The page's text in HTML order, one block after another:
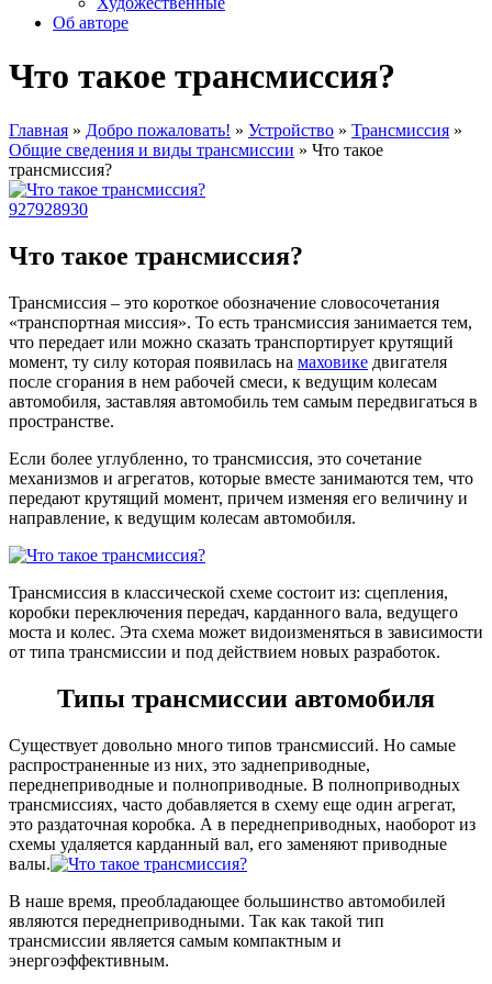
Об авторе
Что такое трансмиссия?
Главная » Добро пожаловать! » Устройство » Трансмиссия »
Общие сведения и виды трансмиссии » Что такое
трансмиссия?
927928930
Что такое трансмиссия?
Трансмиссия – это короткое обозначение словосочетания
«транспортная миссия». То есть трансмиссия занимается тем,
что передает или можно сказать транспортирует крутящий
момент, ту силу которая появилась на маховике двигателя
после сгорания в нем рабочей смеси, к ведущим колесам
автомобиля, заставляя автомобиль тем самым передвигаться в
пространстве.
Если более углубленно, то трансмиссия, это сочетание
механизмов и агрегатов, которые вместе занимаются тем, что
передают крутящий момент, причем изменяя его величину и
направление, к ведущим колесам автомобиля.
Трансмиссия в классической схеме состоит из: сцепления,
коробки переключения передач, карданного вала, ведущего
моста и колес. Эта схема может видоизменяться в зависимости
от типа трансмиссии и под действием новых разработок.
Типы трансмиссии автомобиля
Существует довольно много типов трансмиссий. Но самые
распространенные из них, это заднеприводные,
переднеприводные и полноприводные. В полноприводных
трансмиссиях, часто добавляется в схему еще один агрегат,
это раздаточная коробка. А в переднеприводных, наоборот из
схемы удаляется карданный вал, его заменяют приводные
валы.
В наше время, преобладающее большинство автомобилей
являются переднеприводными. Так как такой тип
трансмиссии является самым компактным и
энергоэффективным.